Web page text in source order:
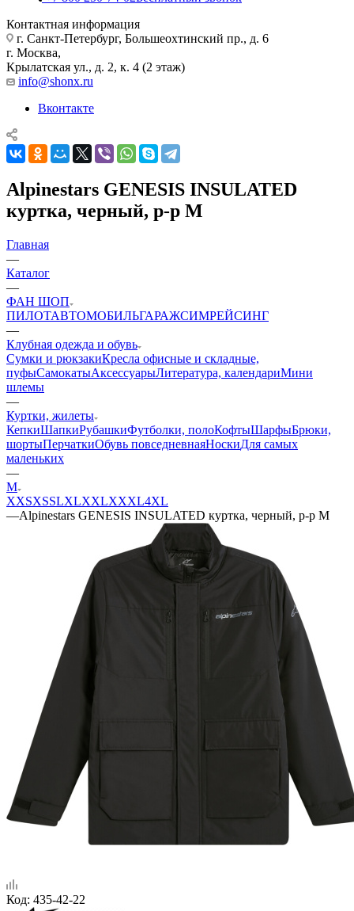
Контактная информация
г. Санкт-Петербург, Большеохтинский пр., д. 6
г. Москва,
Крылатская ул., д. 2, к. 4 (2 этаж)
info@shonx.ru
Вконтакте
Alpinestars GENESIS INSULATED
куртка, черный, р-р M
Главная
—
Каталог
—
ФАН ШОП
ПИЛОТАВТОМОБИЛЬГАРАЖСИМРЕЙСИНГ
—
Клубная одежда и обувь
Сумки и рюкзакиКресла офисные и складные,
пуфыСамокатыАксессуарыЛитература, календариМини
шлемы
—
Куртки, жилеты
КепкиШапкиРубашкиФутболки, полоКофтыШарфыБрюки,
шортыПерчаткиОбувь повседневнаяНоскиДля самых
маленьких
—
M
XXSXSSLXLXXLXXXL4XL
—Alpinestars GENESIS INSULATED куртка, черный, р-р M
Код: 435-42-22